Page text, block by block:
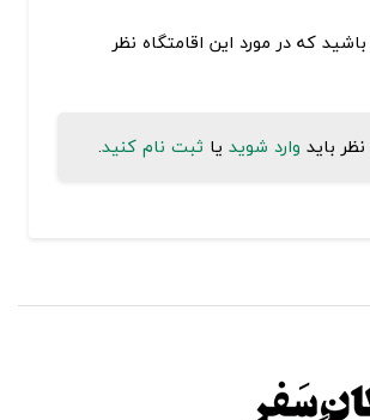
که در مورد این اقامتگاه نظر
باید وارد شوید یا ثبت نام کنید.